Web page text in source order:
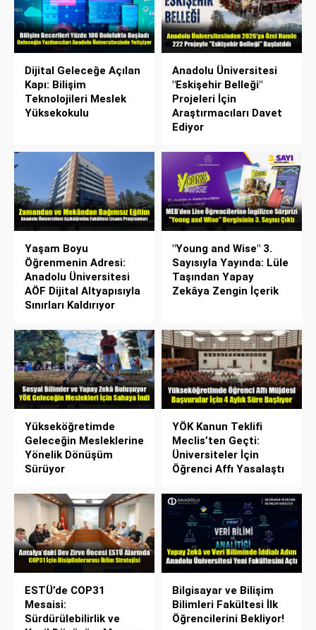
Dijital Geleceğe Açılan
Kapı: Bilişim
Teknolojileri Meslek
Yüksekokulu
Anadolu Üniversitesi
"Eskişehir Belleği"
Projeleri İçin
Araştırmacıları Davet
Ediyor
Yaşam Boyu
Öğrenmenin Adresi:
Anadolu Üniversitesi
AÖF Dijital Altyapısıyla
Sınırları Kaldırıyor
"Young and Wise" 3.
Sayısıyla Yayında: Lüle
Taşından Yapay
Zekâya Zengin İçerik
Yükseköğretimde
Geleceğin Mesleklerine
Yönelik Dönüşüm
Sürüyor
YÖK Kanun Teklifi
Meclis’ten Geçti:
Üniversiteler İçin
Öğrenci Affı Yasalaştı
ESTÜ’de COP31
Mesaisi:
Sürdürülebilirlik ve
Bilgisayar ve Bilişim
Bilimleri Fakültesi İlk
Öğrencilerini Bekliyor!